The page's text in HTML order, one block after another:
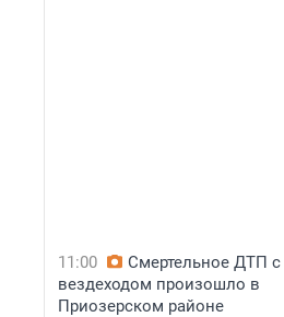
11:00
Смертельное ДТП с
вездеходом произошло в
Приозерском районе